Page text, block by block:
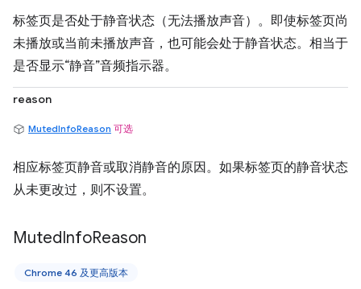
标签页是否处于静音状态（无法播放声音）。即使标签页尚
未播放或当前未播放声音，也可能会处于静音状态。相当于
是否显示“静音”音频指示器。
reason
MutedInfoReason 可选
相应标签页静音或取消静音的原因。如果标签页的静音状态
从未更改过，则不设置。
MutedInfoReason
Chrome 46 及更高版本